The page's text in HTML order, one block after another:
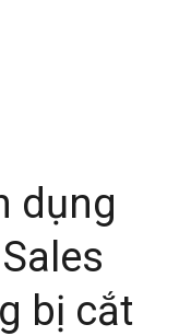
dụng
bị cắt